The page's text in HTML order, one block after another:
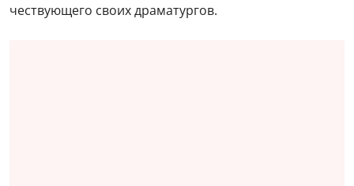
чествующего своих драматургов.